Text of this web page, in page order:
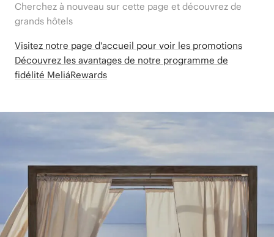
Cherchez à nouveau sur cette page et découvrez de
grands hôtels
Visitez notre page d'accueil pour voir les promotions
Découvrez les avantages de notre programme de
fidélité MeliáRewards